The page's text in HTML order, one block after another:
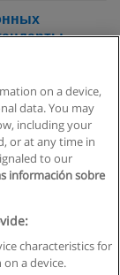
on a device,
data. You may
including your
or at any time in
to our
información sobre
characteristics for
a device.